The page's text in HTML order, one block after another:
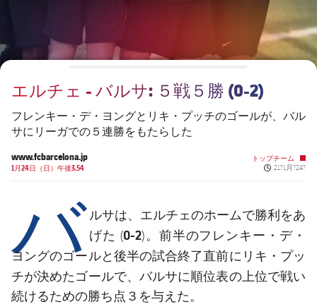
監督
Facilities
順位表
スケジュール
チケット
結果
順位表
PLUSICON
LABEL.ARIA.PLUS
トップチーム
スケジュール
チケット
結果
順位表
PLUSICON
LABEL.ARIA.PLUS
トップチーム
スケジュール
チケット
結果
順位表
トップチーム
plusicon
label.aria.plus
スケジュール
チケット
エルチェ - バルサ: ５戦５勝 (0-2)
フレンキー・デ・ヨングとリキ・プッチのゴールが、バル
サにリーガでの５連勝をもたらした
www.fcbarcelona.jp
1月24日（日）午後3.54
トップチーム
Published
21?1月?24?
バ ルサは、 エルチェのホームで勝利をあ
げた (0-2)。前半のフレンキー・デ・
ヨングのゴールと後半の試合終了直前に リキ・プッ
チが決めたゴールで、バルサに順位表の上位で戦い
続けるための勝ち点３を与えた。